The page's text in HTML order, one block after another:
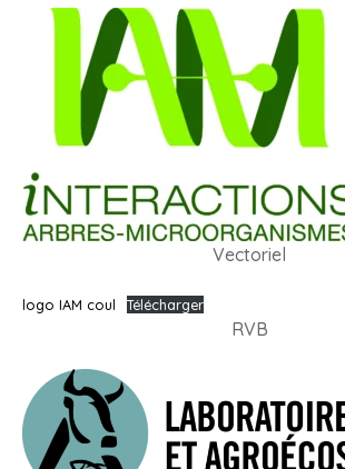
Vectoriel
logo IAM coul Télécharger
RVB